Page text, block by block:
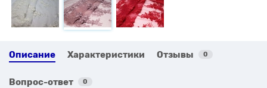
Описание Характеристики Отзывы 0
Вопрос-ответ 0